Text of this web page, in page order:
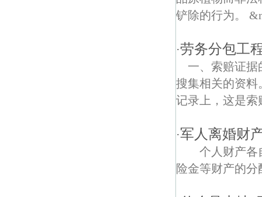
铲除的行为。
·劳务分包工
一、索赔证
搜集相关的资料
记录上，这是索
·军人离婚财
个人财产
险金等财产